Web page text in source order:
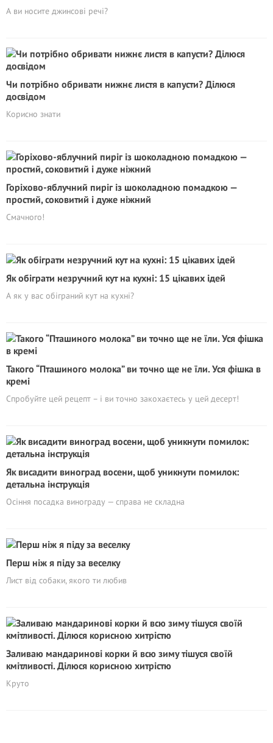
А ви носите джинсові речі?
Чи потрібно обривати нижнє листя в капусти? Ділюся
досвідом
Корисно знати
Горіхово-яблучний пиріг із шоколадною помадкою —
простий, соковитий і дуже ніжний
Смачного!
Як обіграти незручний кут на кухні: 15 цікавих ідей
А як у вас обіграний кут на кухні?
Такого “Пташиного молока” ви точно ще не їли. Уся фішка в
кремі
Спробуйте цей рецепт – і ви точно закохаєтесь у цей десерт!
Як висадити виноград восени, щоб уникнути помилок:
детальна інструкція
Осіння посадка винограду — справа не складна
Перш ніж я піду за веселку
Лист від собаки, якого ти любив
Заливаю мандаринові корки й всю зиму тішуся своїй
кмітливості. Ділюся корисною хитрістю
Круто